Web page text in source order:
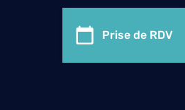
Prise de RDV